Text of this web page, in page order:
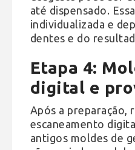
até dispensado.
individualizada e
dentes e do
Etapa 4:
digital e
Após a preparação,
escaneamento
antigos moldes de